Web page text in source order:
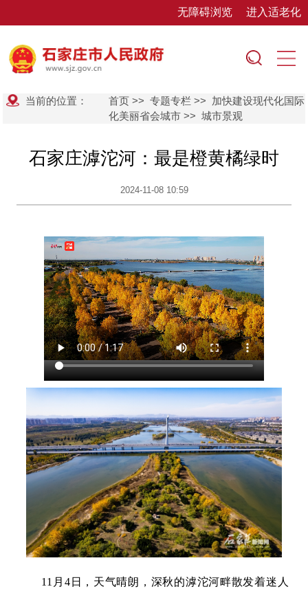
无障碍浏览 进入适老化
当前的位置： 首页 >>专题专栏 >> 加快建设现代化国际
化美丽省会城市 >>城市景观
石家庄滹沱河：最是橙黄橘绿时
2024-11-08 10:59
11月4日，天气晴朗，深秋的滹沱河畔散发着迷人